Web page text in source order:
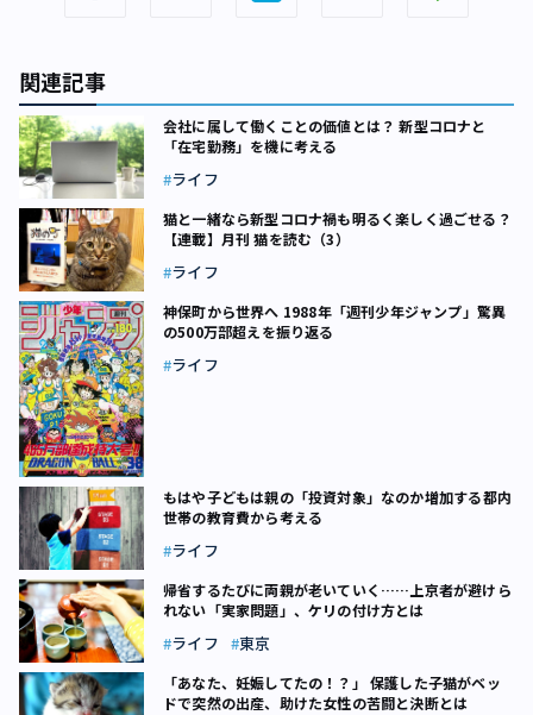
関連記事
会社に属して働くことの価値とは？ 新型コロナと
「在宅勤務」を機に考える
ライフ
猫と一緒なら新型コロナ禍も明るく楽しく過ごせる？
【連載】月刊 猫を読む（3）
ライフ
神保町から世界へ 1988年「週刊少年ジャンプ」驚異
の500万部超えを振り返る
ライフ
もはや子どもは親の「投資対象」なのか――増加する都内
世帯の教育費から考える
ライフ
帰省するたびに両親が老いていく……上京者が避けら
れない「実家問題」、ケリの付け方とは
ライフ 東京
「あなた、妊娠してたの！？」 保護した子猫がベッ
ドで突然の出産、助けた女性の苦闘と決断とは